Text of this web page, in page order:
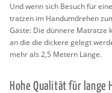
Und wenn sich Be­such für
trat­zen im Hand­um­dre­hen
Gäste: Die dün­ne­re Ma­trat­ze
an die die di­cke­re ge­legt
mehr als 2,5 Me­tern Länge.
Hohe Qua­li­tät für lange